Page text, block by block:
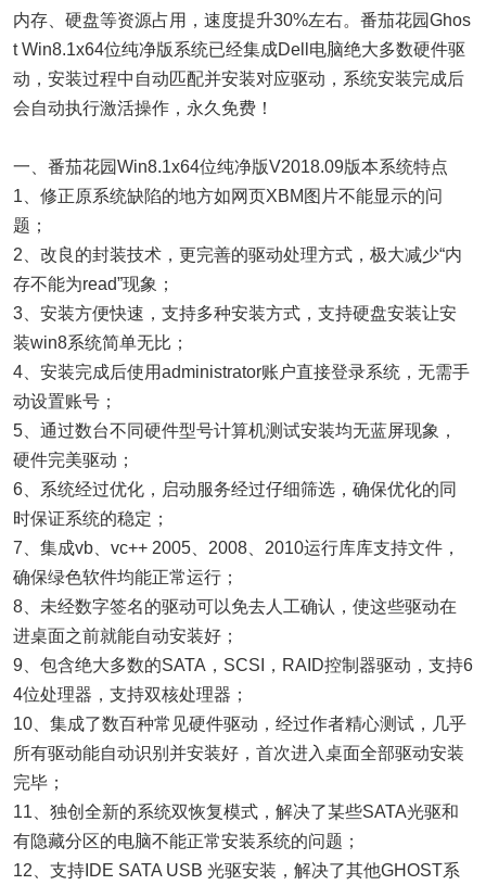
内存、硬盘等资源占用，速度提升30%左右。番茄花园Ghos
t Win8.1x64位纯净版系统已经集成Dell电脑绝大多数硬件驱
动，安装过程中自动匹配并安装对应驱动，系统安装完成后
会自动执行激活操作，永久免费！
一、番茄花园Win8.1x64位纯净版V2018.09版本系统特点
1、修正原系统缺陷的地方如网页XBM图片不能显示的问
题；
2、改良的封装技术，更完善的驱动处理方式，极大减少“内
存不能为read”现象；
3、安装方便快速，支持多种安装方式，支持硬盘安装让安
装win8系统简单无比；
4、安装完成后使用administrator账户直接登录系统，无需手
动设置账号；
5、通过数台不同硬件型号计算机测试安装均无蓝屏现象，
硬件完美驱动；
6、系统经过优化，启动服务经过仔细筛选，确保优化的同
时保证系统的稳定；
7、集成vb、vc++ 2005、2008、2010运行库库支持文件，
确保绿色软件均能正常运行；
8、未经数字签名的驱动可以免去人工确认，使这些驱动在
进桌面之前就能自动安装好；
9、包含绝大多数的SATA，SCSI，RAID控制器驱动，支持6
4位处理器，支持双核处理器；
10、集成了数百种常见硬件驱动，经过作者精心测试，几乎
所有驱动能自动识别并安装好，首次进入桌面全部驱动安装
完毕；
11、独创全新的系统双恢复模式，解决了某些SATA光驱和
有隐藏分区的电脑不能正常安装系统的问题；
12、支持IDE SATA USB 光驱安装，解决了其他GHOST系